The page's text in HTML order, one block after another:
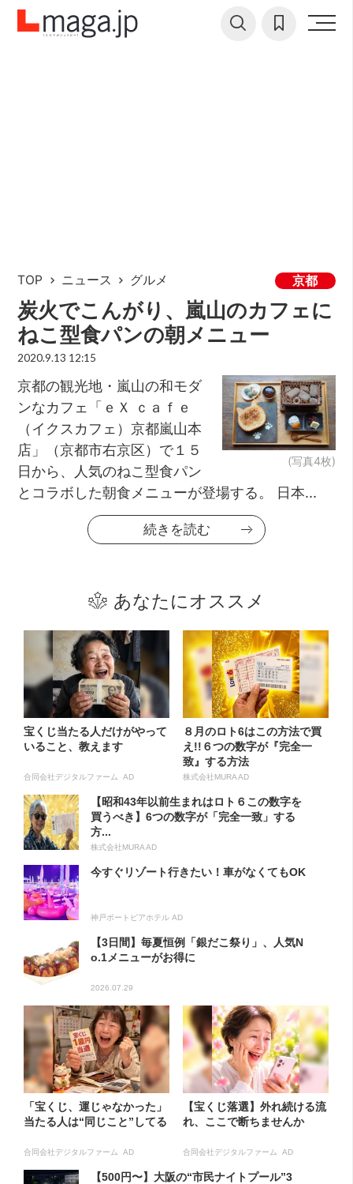
TOP ニュース グルメ 京都
炭火でこんがり、嵐山のカフェに
ねこ型食パンの朝メニュー
2020.9.13 12:15
(写真4枚)
京都の観光地・嵐山の和モダ
ンなカフェ「ｅＸ ｃａｆｅ
（イクスカフェ）京都嵐山本
店」（京都市右京区）で１５
日から、人気のねこ型食パン
とコラボした朝食メニューが登場する。 日本...
続きを読む
あなたにオススメ
宝くじ当たる人だけがやって
いること、教えます
合同会社デジタルファーム AD
８月のロト6はこの方法で買
え!!６つの数字が『完全一
致』する方法
株式会社MURA AD
【昭和43年以前生まれはロト６この数字を
買うべき】6つの数字が「完全一致」する
方...
株式会社MURA AD
今すぐリゾート行きたい！車がなくてもOK
神戸ポートピアホテル AD
【3日間】毎夏恒例「銀だこ祭り」、人気N
o.1メニューがお得に
2026.07.29
「宝くじ、運じゃなかった」
当たる人は“同じこと”してる
合同会社デジタルファーム AD
【宝くじ落選】外れ続ける流
れ、ここで断ちませんか
合同会社デジタルファーム AD
【500円〜】大阪の“市民ナイトプール”3